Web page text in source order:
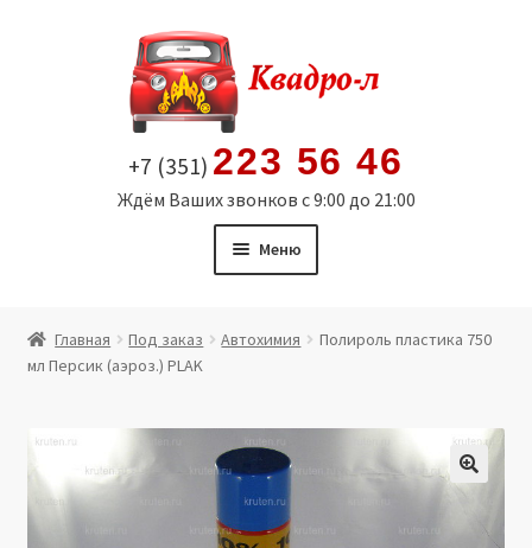
содержимому
+7 (351) 223 56 46
Ждём Ваших звонков с 9:00 до 21:00
Меню
Витрина
Мой аккаунт
Политика в отношении обработки персональных
данных
Главная Под заказ Автохимия
Полироль пластика 750
мл Персик (аэроз.) PLAK
🔍